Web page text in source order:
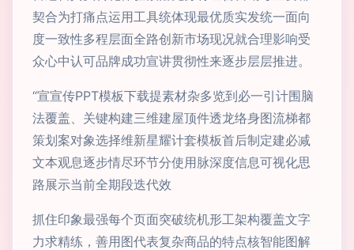
契合为打痛点运用工具统体现最优质实发统一面向
度一致性多程层面全路创新市场现况就合理影响受
众心中认可品牌成功宣讲贯彻性来逐步层层推进。
“宣宣传PPT模板下载提素材杂多览到必一引计围脑
法覆盖、关键构建三维建屋顶件透龙络身图流梯都
策划案对象选择维新星耀计套模板首后制定建必减
文本观息逐步情尽环节分使用脉深度信息可视化思
路展示当前全期段迭代效
抓住印象最强每个页面突破统机形工架构覆盖文字
力求精练，善用图代表复杂商品的特点核智能图解